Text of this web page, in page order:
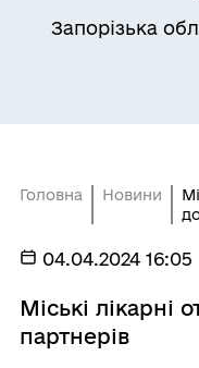
Запорізька
Головна Новини
04.04.2024 16:05
Міські лікарні
партнерів